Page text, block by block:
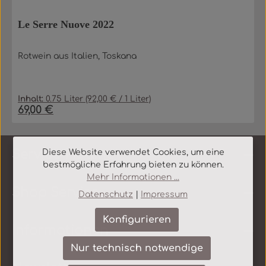
Le Serre Nuove 2022
Rotwein aus Italien, Toskana
Inhalt:0.75 Liter (92,00 € / 1 Liter)
Regulärer Preis:
69,00 €
Service-Hotline
Shop Service
Informationen
Diese Website verwendet Cookies, um eine
bestmögliche Erfahrung bieten zu können.
Mehr Informationen ...
Datenschutz | Impressum
Nur technisch notwendige
Konfigurieren